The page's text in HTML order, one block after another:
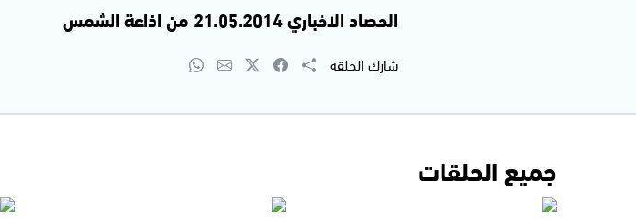
الحصاد الاخباري 21.05.2014 من اذاعة الشمس
شارك الحلقة
جميع الحلقات